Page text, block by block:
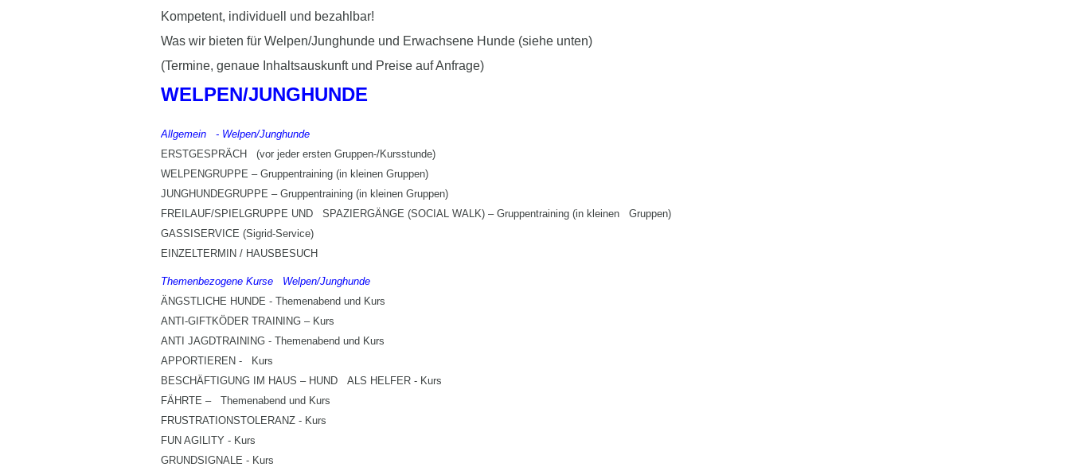
Kompetent, individuell und bezahlbar!
Was wir bieten für Welpen/Junghunde und Erwachsene Hunde (siehe unten)
(Termine, genaue Inhaltsauskunft und Preise auf Anfrage)
WELPEN/JUNGHUNDE
Allgemein - Welpen/Junghunde
ERSTGESPRÄCH (vor jeder ersten Gruppen-/Kursstunde)
WELPENGRUPPE – Gruppentraining (in kleinen Gruppen)
JUNGHUNDEGRUPPE – Gruppentraining (in kleinen Gruppen)
FREILAUF/SPIELGRUPPE UND SPAZIERGÄNGE (SOCIAL WALK) – Gruppentraining (in kleinen Gruppen)
GASSISERVICE (Sigrid-Service)
EINZELTERMIN / HAUSBESUCH
Themenbezogene Kurse Welpen/Junghunde
ÄNGSTLICHE HUNDE - Themenabend und Kurs
ANTI-GIFTKÖDER TRAINING – Kurs
ANTI JAGDTRAINING - Themenabend und Kurs
APPORTIEREN - Kurs
BESCHÄFTIGUNG IM HAUS – HUND ALS HELFER - Kurs
FÄHRTE – Themenabend und Kurs
FRUSTRATIONSTOLERANZ - Kurs
FUN AGILITY - Kurs
GRUNDSIGNALE - Kurs